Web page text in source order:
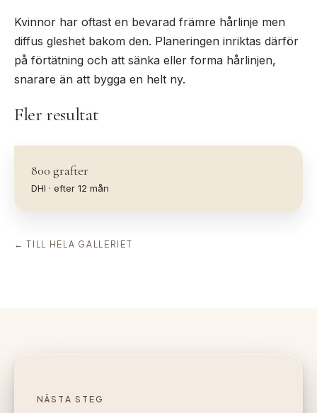
Kvinnor har oftast en bevarad främre hårlinje men
diffus gleshet bakom den. Planeringen inriktas därför
på förtätning och att sänka eller forma hårlinjen,
snarare än att bygga en helt ny.
Fler resultat
800 grafter
DHI · efter 12 mån
← TILL HELA GALLERIET
NÄSTA STEG